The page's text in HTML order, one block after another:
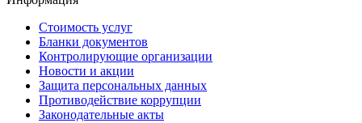
Стоимость услуг
Бланки документов
Контролирующие организации
Новости и акции
Защита персональных данных
Противодействие коррупции
Законодательные акты